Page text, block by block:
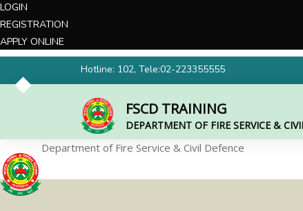
LOGIN
REGISTRATION
APPLY ONLINE
Hotline: 102, Tele:02-223355555
FSCD TRAINING
DEPARTMENT OF FIRE SERVICE &
Department of Fire Service & Civil Defence